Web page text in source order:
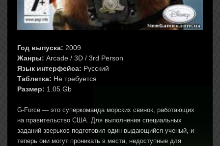
Год выпуска: 2009
Жанры: Arcade / 3D / 3rd Person
Язык интерфейса: Русский
Таблетка: Не требуется
Размер: 1.05 Gb
G-Force — это суперкоманда морских свинок, работающих
на правительство США. Для выполнения специальных
заданий зверьков подготовил один выдающийся ученый, и
теперь они могут проникать в места, недоступные для